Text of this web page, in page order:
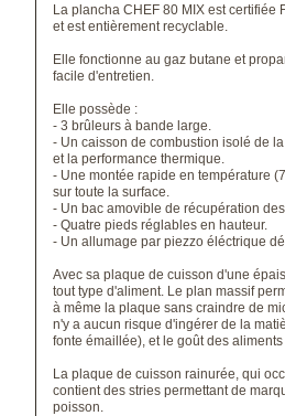
La plancha CHEF 80 MIX est certifiée
et est entièrementrecyclable.
Elle fonctionne au gaz butane et
facile d'entretien.
Elle possède :
- 3 brûleurs à bande large.
- Un caisson de combustion isolé de
et la performance thermique.
- Une montée rapide en température
sur toute la surface.
- Un bac amovible de récupération
- Quatre pieds réglables en hauteur.
- Un allumage par piezzo éléctrique
Avec sa plaque de cuisson d'une
tout type d'aliment. Le plan massif
à même la plaque sans craindre de
n'y a aucun risque d'ingérer de la
fonte émaillée), et le goût des aliments
La plaque de cuisson rainurée, qui
contient des stries permettant de
poisson.